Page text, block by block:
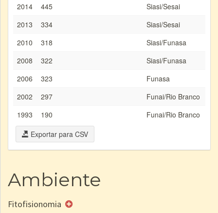
2014
445
Siasi/Sesai
2013
334
Siasi/Sesai
2010
318
Siasi/Funasa
2008
322
Siasi/Funasa
2006
323
Funasa
2002
297
Funai/Rio Branco
1993
190
Funai/Rio Branco
Exportar para CSV
Ambiente
Fitofisionomia